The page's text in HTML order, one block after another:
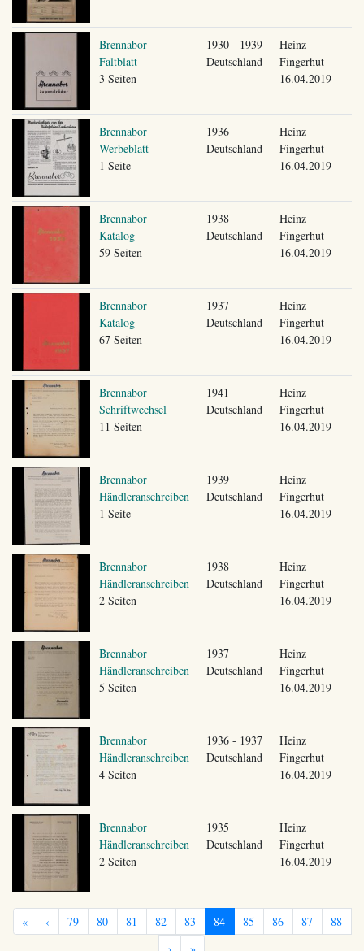
Brennabor
Faltblatt
3 Seiten
1930 - 1939
Deutschland
Heinz
Fingerhut
16.04.2019
Brennabor
Werbeblatt
1 Seite
1936
Deutschland
Heinz
Fingerhut
16.04.2019
Brennabor
Katalog
59 Seiten
1938
Deutschland
Heinz
Fingerhut
16.04.2019
Brennabor
Katalog
67 Seiten
1937
Deutschland
Heinz
Fingerhut
16.04.2019
Brennabor
Schriftwechsel
11 Seiten
1941
Deutschland
Heinz
Fingerhut
16.04.2019
Brennabor
Händleranschreiben
1 Seite
1939
Deutschland
Heinz
Fingerhut
16.04.2019
Brennabor
Händleranschreiben
2 Seiten
1938
Deutschland
Heinz
Fingerhut
16.04.2019
Brennabor
Händleranschreiben
5 Seiten
1937
Deutschland
Heinz
Fingerhut
16.04.2019
Brennabor
Händleranschreiben
4 Seiten
1936 - 1937
Deutschland
Heinz
Fingerhut
16.04.2019
Brennabor
Händleranschreiben
2 Seiten
1935
Deutschland
Heinz
Fingerhut
16.04.2019
« ‹ 79 80 81 82 83 84 85 86 87
88
›
»